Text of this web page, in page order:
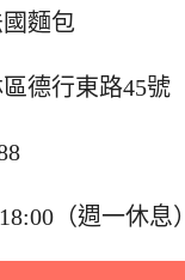
麵包
德行東路45號
（週一休息）